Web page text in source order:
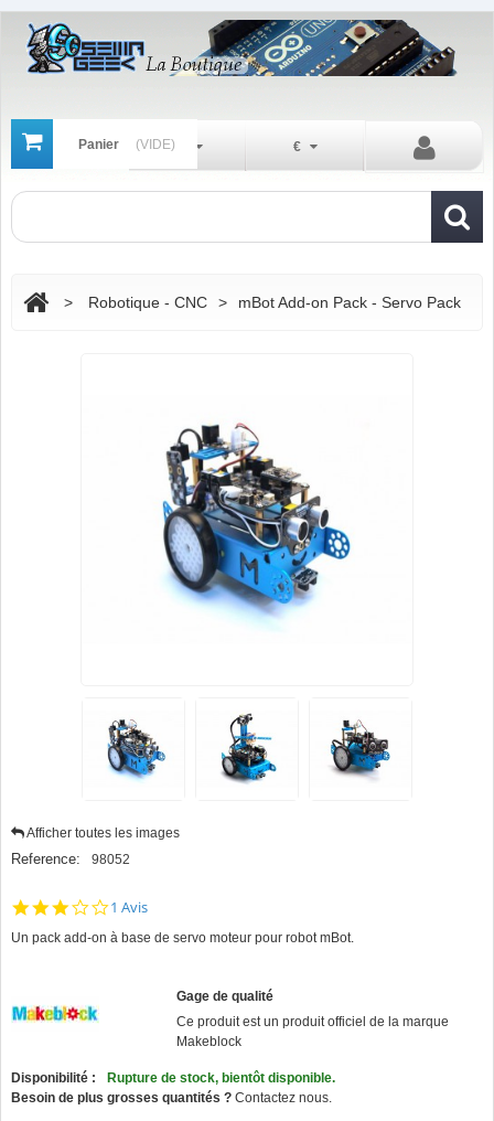
Panier (VIDE) €
Fr
> Robotique - CNC > mBot Add-on Pack - Servo Pack
Afficher toutes les images
Reference: 98052
3.0
rating
1 Avis
Un pack add-on à base de servo moteur pour robot mBot.
Gage de qualité
Ce produit est un produit officiel de la marque
Makeblock
Disponibilité :
Rupture de stock, bientôt disponible.
Besoin de plus grosses quantités ?Contactez nous.